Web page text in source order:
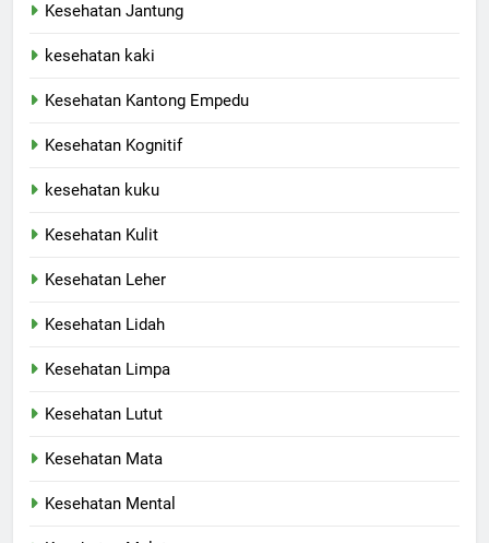
Kesehatan Jantung
kesehatan kaki
Kesehatan Kantong Empedu
Kesehatan Kognitif
kesehatan kuku
Kesehatan Kulit
Kesehatan Leher
Kesehatan Lidah
Kesehatan Limpa
Kesehatan Lutut
Kesehatan Mata
Kesehatan Mental